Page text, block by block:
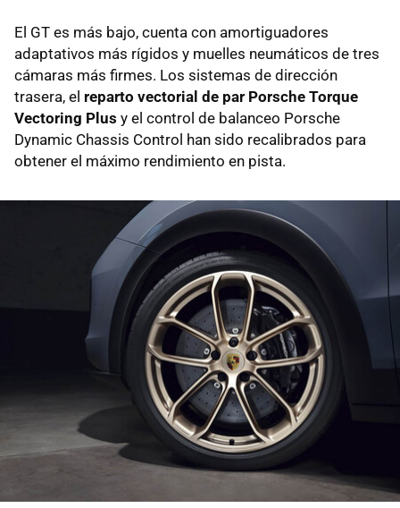
El GT es más bajo, cuenta con amortiguadores
adaptativos más rígidos y muelles neumáticos de tres
cámaras más firmes. Los sistemas de dirección
trasera, el reparto vectorial de par Porsche Torque
Vectoring Plus y el control de balanceo Porsche
Dynamic Chassis Control han sido recalibrados para
obtener el máximo rendimiento en pista.